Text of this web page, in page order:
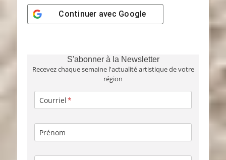
Continuer avec Google
S'abonner à la Newsletter
Recevez chaque semaine l'actualité artistique de votre
région
Courriel
Prénom